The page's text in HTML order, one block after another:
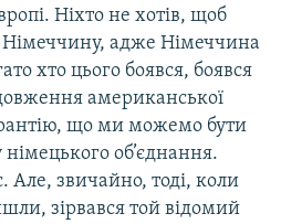
Ніхто не хотів, щоб
адже Німеччина
хто цього боявся, боявся
американської
що ми можемо бути
об’єднання.
Але, звичайно, тоді, коли
зірвався той відомий